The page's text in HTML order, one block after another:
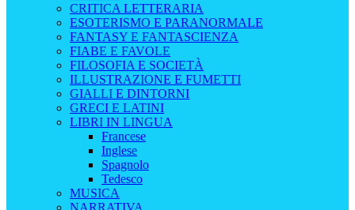
CRITICA LETTERARIA
ESOTERISMO E PARANORMALE
FANTASY E FANTASCIENZA
FIABE E FAVOLE
FILOSOFIA E SOCIETÀ
ILLUSTRAZIONE E FUMETTI
GIALLI E DINTORNI
GRECI E LATINI
LIBRI IN LINGUA
Francese
Inglese
Spagnolo
Tedesco
MUSICA
NARRATIVA